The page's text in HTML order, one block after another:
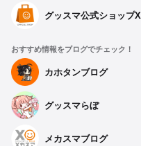
グッスマ公式ショップX
おすすめ情報をブログでチェック！
カホタンブログ
グッスマらぼ
メカスマブログ